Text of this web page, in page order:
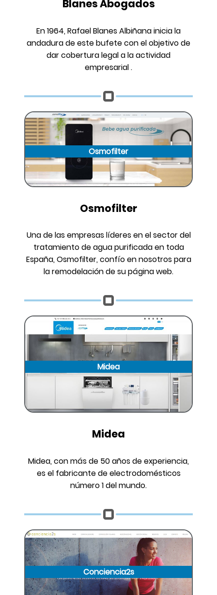
Blanes Abogados
En 1964, Rafael Blanes Albiñana inicia la
andadura de este bufete con el objetivo de
dar cobertura legal a la actividad
empresarial .
Osmofilter
Osmofilter
Una de las empresas líderes en el sector del
tratamiento de agua purificada en toda
España, Osmofilter, confío en nosotros para
la remodelación de su página web.
Midea
Midea
Midea, con más de 50 años de experiencia,
es el fabricante de electrodomésticos
número 1 del mundo.
Conciencia2s